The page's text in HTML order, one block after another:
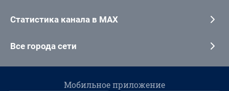
Статистика канала в MAX
Все города сети
Мобильное приложение